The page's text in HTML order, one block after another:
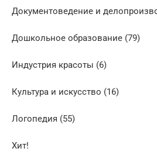
Документоведение и
Дошкольное образование (79)
Индустрия красоты (6)
Культура и искусство (16)
Логопедия (55)
Хит!